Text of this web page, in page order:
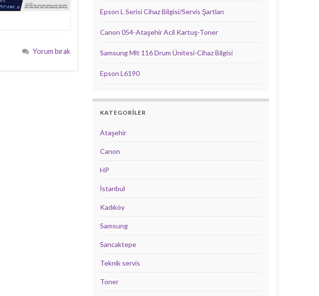
Yorum bırak
Epson L Serisi Cihaz Bilgisi/Servis Şartları
Canon 054-Ataşehir Acil Kartuş-Toner
Samsung Mlt 116 Drum Ünitesi-Cihaz Bilgisi
Epson L6190
KATEGORILER
Ataşehir
Canon
HP
İstanbul
Kadıköy
Samsung
Sancaktepe
Teknik servis
Toner